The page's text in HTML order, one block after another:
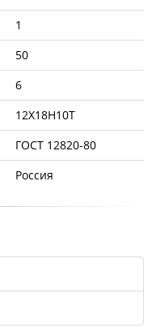
1
50
6
12Х18Н10Т
ГОСТ 12820-80
Россия